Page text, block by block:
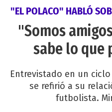
"EL POLACO" HABLÓ
"Somos
sabe lo que
Entrevistado en un
se refirió a su
futbolista.